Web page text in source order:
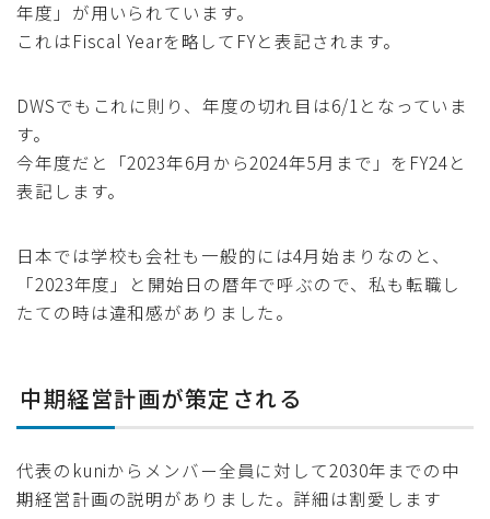
年度」が用いられています。
これはFiscal Yearを略してFYと表記されます。
DWSでもこれに則り、年度の切れ目は6/1となっていま
す。
今年度だと「2023年6月から2024年5月まで」をFY24と
表記します。
日本では学校も会社も一般的には4月始まりなのと、
「2023年度」と開始日の暦年で呼ぶので、私も転職し
たての時は違和感がありました。
中期経営計画が策定される
代表のkuniからメンバー全員に対して2030年までの中
期経営計画の説明がありました。詳細は割愛します